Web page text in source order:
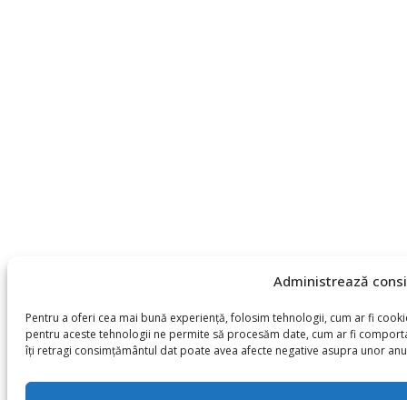
Administrează
Pentru a oferi cea mai bună experiență, folosim tehnologii, cum ar fi
pentru aceste tehnologii ne permite să procesăm date, cum ar fi
îți retragi consimțământul dat poate avea afecte negative asupra unor